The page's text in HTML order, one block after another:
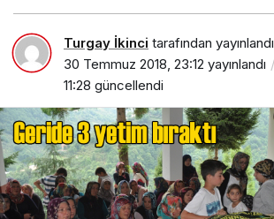
Turgay İkinci tarafından yayınlandı
30 Temmuz 2018, 23:12 yayınlandı
11:28 güncellendi